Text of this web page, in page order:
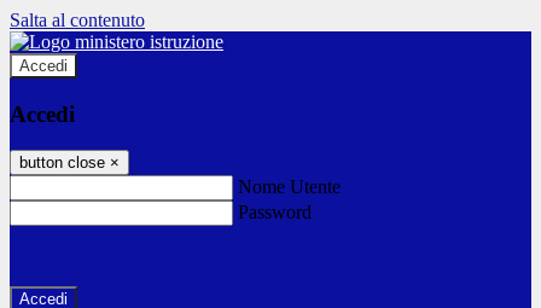
Salta al contenuto
Accedi
Accedi
button close ×
Nome Utente
Password